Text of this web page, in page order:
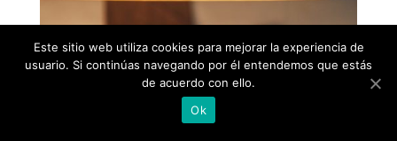
Este sitio web utiliza cookies para mejorar la experiencia de
usuario. Si continúas navegando por él entendemos que estás
de acuerdo con ello.
Ok